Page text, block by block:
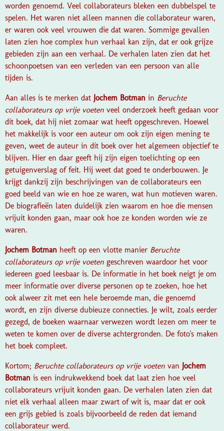
worden genoemd. Veel collaborateurs bleken een dubbelspel te
spelen. Het waren niet alleen mannen die collaborateur waren,
er waren ook veel vrouwen die dat waren. Sommige gevallen
laten zien hoe complex hun verhaal kan zijn, dat er ook grijze
gebieden zijn aan een verhaal. De verhalen laten zien dat het
schoonpoetsen van een verleden van een persoon van alle
tijden is.
Aan alles is te merken dat Jochem Botman in Beruchte
collaborateurs op vrije voeten veel onderzoek heeft gedaan voor
dit boek, dat hij niet zomaar wat heeft opgeschreven. Hoewel
het makkelijk is voor een auteur om ook zijn eigen mening te
geven, weet de auteur in dit boek over het algemeen objectief te
blijven. Hier en daar geeft hij zijn eigen toelichting op een
getuigenverslag of feit. Hij weet dat goed te onderbouwen. Je
krijgt dankzij zijn beschrijvingen van de collaborateurs een
goed beeld van wie en hoe ze waren, wat hun motieven waren.
De biografieën laten duidelijk zien waarom en hoe die mensen
vrijuit konden gaan, maar ook hoe ze konden worden wie ze
waren.
Jochem Botman heeft op een vlotte manier Beruchte
collaborateurs op vrije voeten geschreven waardoor het voor
iedereen goed leesbaar is. De informatie in het boek neigt je om
meer informatie over diverse personen op te zoeken, hoe het
ook alweer zit met een hele beroemde man, die genoemd
wordt, en zijn diverse dubieuze connecties. Je wilt, zoals eerder
gezegd, de boeken waarnaar verwezen wordt lezen om meer te
weten te komen over de diverse achtergronden. De foto's maken
het boek compleet.
Kortom; Beruchte collaborateurs op vrije voeten van Jochem
Botman is een indrukwekkend boek dat laat zien hoe veel
collaborateurs vrijuit konden gaan. De verhalen laten zien dat
niet elk verhaal alleen maar zwart of wit is, maar dat er ook
een grijs gebied is zoals bijvoorbeeld de reden dat iemand
collaborateur werd.